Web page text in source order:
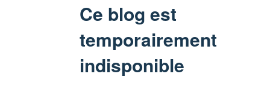
Ce blog est
temporairement
indisponible